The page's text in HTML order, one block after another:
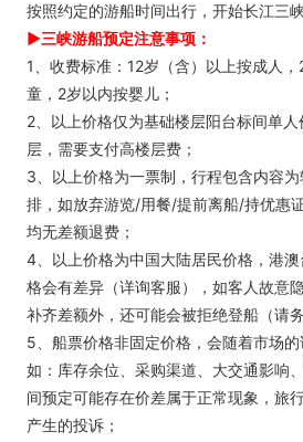
按照约定的游船时间出行，开始长江三峡
►三峡游船预定注意事项：
1、收费标准：12岁（含）以上按成人
童，2岁以内按婴儿；
2、以上价格仅为基础楼层阳台标间单
层，需要支付高楼层费；
3、以上价格为一票制，行程包含内容
排，如放弃游览/用餐/提前离船/持优惠
均无差额退费；
4、以上价格为中国大陆居民价格，港
格会有差异（详询客服），如客人故意
补齐差额外，还可能会被拒绝登船（请
5、船票价格非固定价格，会随着市场
如：库存余位、采购渠道、大交通影响
间预定可能存在价差属于正常现象，旅
产生的投诉；